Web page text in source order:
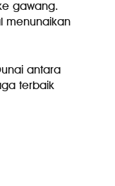
gawang.
menunaikan
antara
terbaik